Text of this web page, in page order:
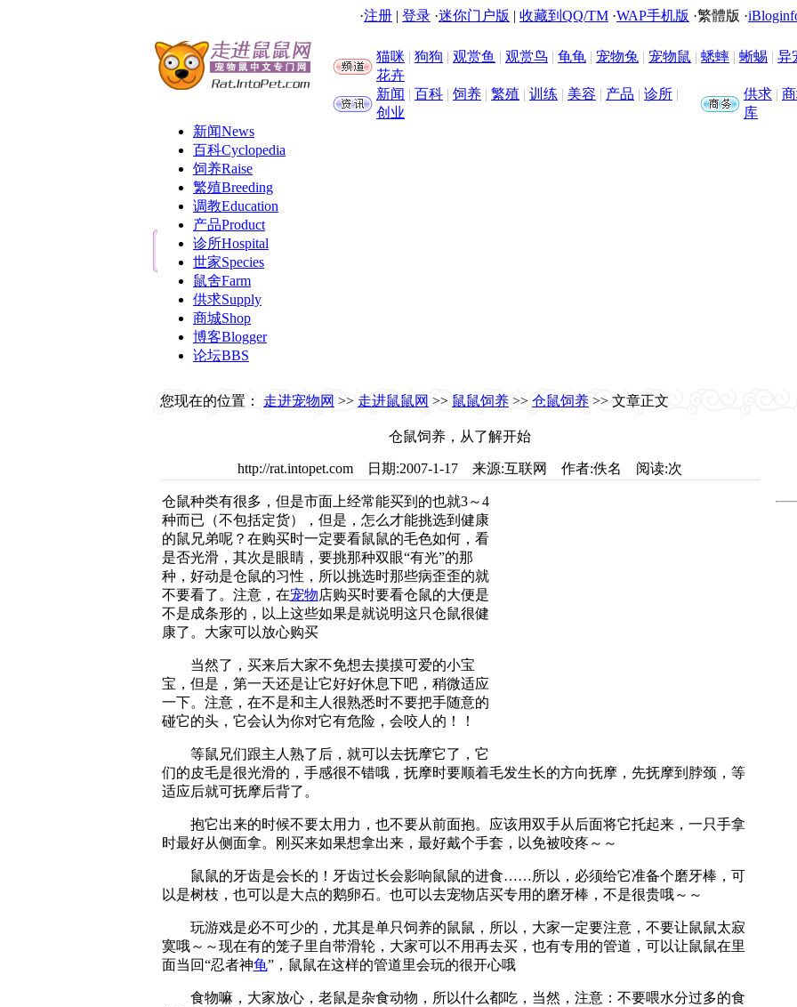
·注册 | 登录 ·迷你门户版 | 收藏到QQ/TM ·WAP手机版 ·繁體版 ·
猫咪 | 狗狗 | 观赏鱼 | 观赏鸟 | 龟龟 | 宠物兔 | 宠物鼠 | 蟋蟀 | 蜥蜴 | 异
花卉
新闻 | 百科 | 饲养 | 繁殖 | 训练 | 美容 | 产品 | 诊所 |
创业
供求 |
库
新闻News
百科Cyclopedia
饲养Raise
繁殖Breeding
调教Education
产品Product
诊所Hospital
世家Species
鼠舍Farm
供求Supply
商城Shop
博客Blogger
论坛BBS
您现在的位置： 走进宠物网 >> 走进鼠鼠网 >> 鼠鼠饲养 >> 仓鼠饲养 >> 文章正文
仓鼠饲养，从了解开始
http://rat.intopet.com 日期:2007-1-17 来源:互联网 作者:佚名 阅读:次
仓鼠种类有很多，但是市面上经常能买到的也就3～4
种而已（不包括定货），但是，怎么才能挑选到健康
的鼠兄弟呢？在购买时一定要看鼠鼠的毛色如何，看
是否光滑，其次是眼睛，要挑那种双眼“有光”的那
种，好动是仓鼠的习性，所以挑选时那些病歪歪的就
不要看了。注意，在宠物店购买时要看仓鼠的大便是
不是成条形的，以上这些如果是就说明这只仓鼠很健
康了。大家可以放心购买
当然了，买来后大家不免想去摸摸可爱的小宝
宝，但是，第一天还是让它好好休息下吧，稍微适应
一下。注意，在不是和主人很熟悉时不要把手随意的
碰它的头，它会认为你对它有危险，会咬人的！！
等鼠兄们跟主人熟了后，就可以去抚摩它了，它
们的皮毛是很光滑的，手感很不错哦，抚摩时要顺着毛发生长的方向抚摩，先抚摩到脖颈，等
适应后就可抚摩后背了。
抱它出来的时候不要太用力，也不要从前面抱。应该用双手从后面将它托起来，一只手拿
时最好从侧面拿。刚买来如果想拿出来，最好戴个手套，以免被咬疼～～
鼠鼠的牙齿是会长的！牙齿过长会影响鼠鼠的进食……所以，必须给它准备个磨牙棒，可
以是树枝，也可以是大点的鹅卵石。也可以去宠物店买专用的磨牙棒，不是很贵哦～～
玩游戏是必不可少的，尤其是单只饲养的鼠鼠，所以，大家一定要注意，不要让鼠鼠太寂
寞哦～～现在有的笼子里自带滑轮，大家可以不用再去买，也有专用的管道，可以让鼠鼠在里
面当回“忍者神龟”，鼠鼠在这样的管道里会玩的很开心哦
食物嘛，大家放心，老鼠是杂食动物，所以什么都吃，当然，注意：不要喂水分过多的食